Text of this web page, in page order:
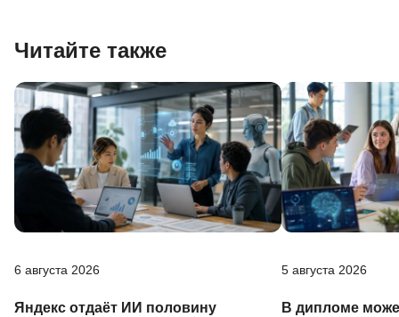
Читайте также
6 августа 2026
Яндекс отдаёт ИИ половину
5 августа 2026
В дипломе